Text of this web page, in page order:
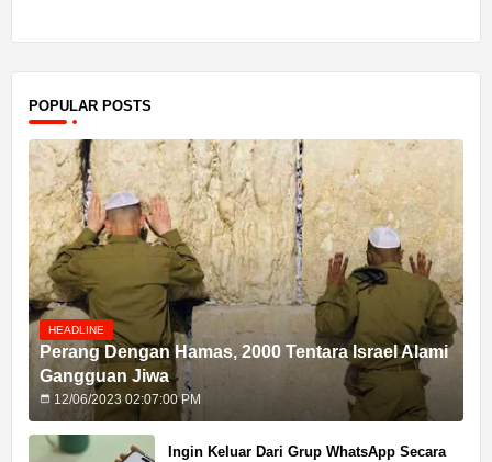
POPULAR POSTS
HEADLINE
Perang Dengan Hamas, 2000 Tentara Israel Alami
Gangguan Jiwa
12/06/2023 02:07:00 PM
Ingin Keluar Dari Grup WhatsApp Secara